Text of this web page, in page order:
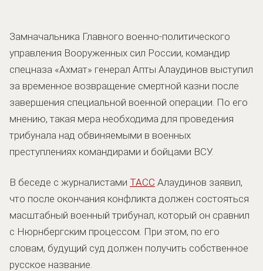
Замначальника Главного военно-политического
управления Вооруженных сил России, командир
спецназа «Ахмат» генерал Апты Алаудинов выступил
за временное возвращение смертной казни после
завершения специальной военной операции. По его
мнению, такая мера необходима для проведения
трибунала над обвиняемыми в военных
преступлениях командирами и бойцами ВСУ.
В беседе с журналистами ТАСС Алаудинов заявил,
что после окончания конфликта должен состояться
масштабный военный трибунал, который он сравнил
с Нюрнбергским процессом. При этом, по его
словам, будущий суд должен получить собственное
русское название.